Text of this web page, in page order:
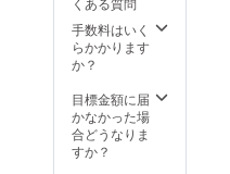
到着と
なりま
す。
手数料はいく
らかかります
か？
目標金額に届
かなかった場
合どうなりま
すか？